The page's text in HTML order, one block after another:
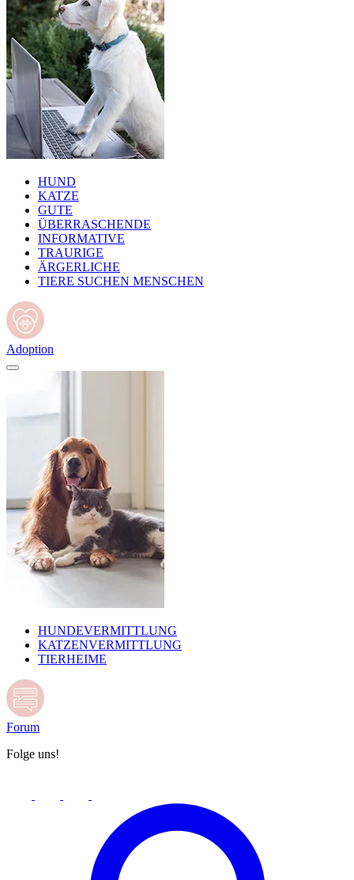
HUND
KATZE
GUTE
ÜBERRASCHENDE
INFORMATIVE
TRAURIGE
ÄRGERLICHE
TIERE SUCHEN MENSCHEN
Adoption
HUNDEVERMITTLUNG
KATZENVERMITTLUNG
TIERHEIME
Forum
Folge uns!